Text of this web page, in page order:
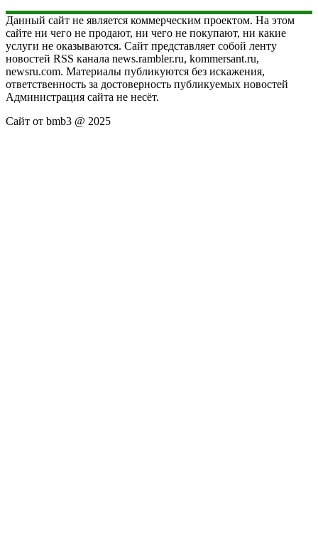
Данный сайт не является коммерческим проектом. На этом
сайте ни чего не продают, ни чего не покупают, ни какие
услуги не оказываются. Сайт представляет собой ленту
новостей RSS канала news.rambler.ru, kommersant.ru,
newsru.com. Материалы публикуются без искажения,
ответственность за достоверность публикуемых новостей
Администрация сайта не несёт.
Сайт от bmb3 @ 2025